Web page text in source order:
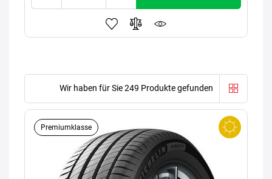
Wir haben für Sie 249 Produkte gefunden
Premiumklasse